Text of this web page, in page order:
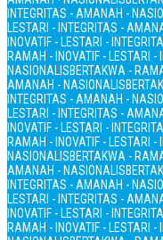
INTEGRITAS - AMANAH -
LESTARI - INTEGRITAS -
INOVATIF - LESTARI -
RAMAH - INOVATIF - LESTARI
NASIONALISBERTAKWA -
AMANAH - NASIONALIS
INTEGRITAS - AMANAH -
LESTARI - INTEGRITAS -
INOVATIF - LESTARI -
RAMAH - INOVATIF - LESTARI
NASIONALISBERTAKWA -
AMANAH - NASIONALIS
INTEGRITAS - AMANAH -
LESTARI - INTEGRITAS -
INOVATIF - LESTARI -
RAMAH - INOVATIF - LESTARI